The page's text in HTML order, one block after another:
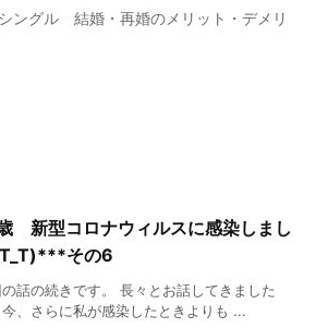
ングル 結婚・再婚のメリット・デメリ
新型コロナウィルスに感染しまし
その6
話の続きです。 長々とお話してきました
今、さらに私が感染したときよりも ...